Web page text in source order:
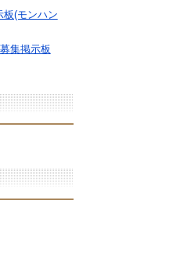
板(モンハン
集掲示板